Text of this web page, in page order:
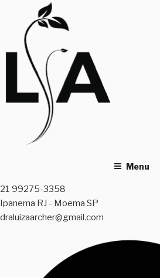
content
Menu
21 99275-3358
Ipanema RJ - Moema SP
draluizaarcher@gmail.com